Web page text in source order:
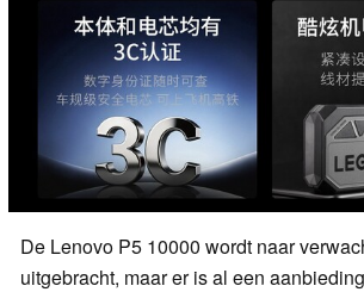
De Lenovo P5 10000 wordt naar
uitgebracht, maar er is al een